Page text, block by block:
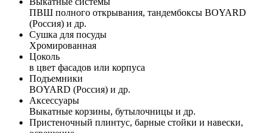
ПВШ полного открывания, тандембоксы BOYARD
(Россия) и др.
Сушка для посуды
Хромированная
Цоколь
в цвет фасадов или корпуса
Подъемники
BOYARD (Россия) и др.
Аксессуары
Выкатные корзины, бутылочницы и др.
Пристеночный плинтус, барные стойки и навески,